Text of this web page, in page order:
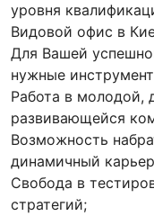
уровня
Видовой офис в
Для Вашей
нужные
Работа в молодой,
развивающейся
Возможность
динамичный
Свобода в
стратегий;